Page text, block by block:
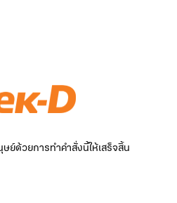
ย์ด้วยการทำคำสั่งนี้ให้เสร็จสิ้น